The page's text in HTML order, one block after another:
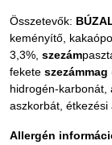
Összetevők:
keményítő,
3,3%, szezám
fekete szezámmag
hidrogén-karbonát,
aszkorbát, étkezési
Allergén